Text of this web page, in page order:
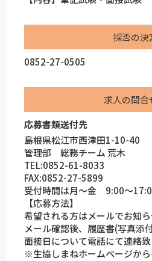
採否の決
0852-27-0505
求人の問合
応募書類送付先
島根県松江市西津田1-10-40
管理部 総務チーム 荒木
TEL:0852-61-8033
FAX:0852-27-5899
受付時間は月～金 9:00～
【応募方法】
希望される方はメールでお知ら
メール確認後、履歴書(写真添
面接日について電話にて連絡致
※生協しまねホームページから